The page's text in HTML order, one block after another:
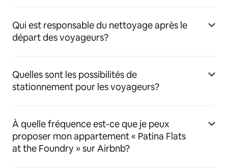
Qui est responsable du nettoyage après le
départ des voyageurs?
Quelles sont les possibilités de
stationnement pour les voyageurs?
À quelle fréquence est-ce que je peux
proposer mon appartement « Patina Flats
at the Foundry » sur Airbnb?